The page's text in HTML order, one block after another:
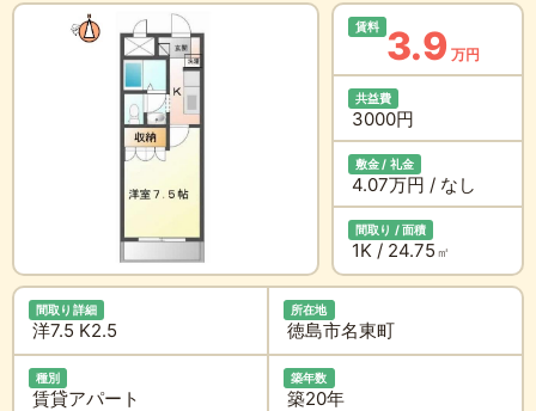
賃料 3.9 万円
共益費
3000円
敷金 / 礼金
4.07万円 / なし
間取り / 面積
1K / 24.75 ㎡
間取り詳細
洋7.5 K2.5
所在地
徳島市名東町
種別
賃貸アパート
築年数
築20年